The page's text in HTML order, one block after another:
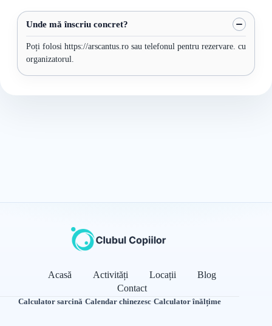
Unde mă înscriu concret?
Poți folosi https://arscantus.ro sau telefonul pentru rezervare. cu
organizatorul.
Acasă Activități Locații
Blog
Contact
Calculator sarcină·Calendar chinezesc·Calculator înălțime